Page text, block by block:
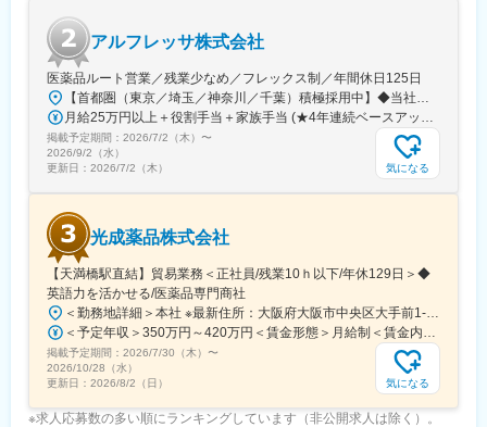
・中途入社1年目20代／年収580万円（未経験者）
・中途入社2年目20代／年収760万円（未経験者）
・中途入社5年目30代／年収1,100万円
・中途入社8年目30代／年収1,500万円
■会社概要
・電子カルテ、AI音声認識、訪問歯科支援まで、歯科DXを総合的
に支援。
ています。
変更の範囲：会社の定める業務
アルフレッサ株式会社
医薬品ルート営業／残業少なめ／フレックス制／年間休日125日
【首都圏（東京／埼玉／神奈川／千葉）積極採用中】◆当社が展開する【北海道／関東／首都圏／中部／近畿／九州】の各事業所へご希望を考慮した上で配属となります。【北海道】北海道【関東】栃木／群馬／茨城／長野／山梨／新潟【首都圏】東京／埼玉／神奈川／千葉★積極採用エリア【中部】静岡／愛知／三重／岐阜【近畿】滋賀／兵庫／大阪／京都／奈良／和歌山【九州】福岡／長崎／熊本／大分／宮崎／鹿児島各事業所の詳細については、弊社HPよりご確認ください※「企業情報」→「拠点」よりご確認いただけます。屋内禁煙(※喫煙室あり※禁煙タイムあり※喫煙室での就労はありません)
月給25万円以上＋役割手当＋家族手当 (★4年連続ベースアップ実施！)※時間外手当別途支給※年齢、経験、能力を考慮の上、優遇します
掲載予定期間： 2026/7/2（木） 〜
2026/9/2（水）
更新日： 2026/7/2（木） 気になる
光成薬品株式会社
【天満橋駅直結】貿易業務＜正社員/残業10ｈ以下/年休129日＞◆
英語力を活かせる/医薬品専門商社
＜勤務地詳細＞本社 ※最新住所：大阪府大阪市中央区大手前1-7-31 OMMビル5F 勤務地最寄駅：天満橋駅受動喫煙対策：屋内全面禁煙変更の範囲：会社の定める事業所
＜予定年収＞350万円～420万円＜賃金形態＞月給制＜賃金内訳＞月額（基本給）：248,000円～288,000円＜月給＞248,000円～288,000円＜昇給有無＞有＜残業手当＞有＜給与補足＞※給与詳細は経験・能力等を考慮の上、決定します。・インセンティブ制度あり■昇給あり（年2回） 5月、11月実施 ※人事評価の結果による■賞与あり（年4回） 8月、11月、2月、5月支給 ※2025年度実績です ※支給の有無は業績、 人事評価の結果による賃金はあくまでも目安の金額であり、選考を通じて上下する可能性があります。月給(月額)は固定手当を含めた表記です。
掲載予定期間： 2026/7/30（木） 〜
2026/10/28（水）
更新日： 2026/8/2（日） 気になる
※求人応募数の多い順にランキングしています（非公開求人は除く）。